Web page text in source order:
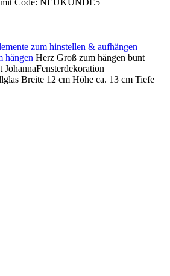
mit Code: NEUKUNDE5
zum hinstellen & aufhängen
hängen Herz Groß zum hängen bunt
Breite 12 cm Höhe ca. 13 cm Tiefe